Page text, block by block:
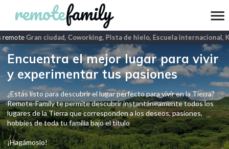
Gran ciudad, Coworking, Pista de hielo, Escuela internacional,
Encuentra el mejor lugar para vivir
y experimentar tus pasiones
¿Estás listo para descubrir el lugar perfecto para vivir en la Tierra?
Remote-Family te permite descubrir instantáneamente todos los
lugares de la Tierra que corresponden a los deseos, pasiones,
hobbies de toda tu familia bajo el título
¡Hagámoslo!